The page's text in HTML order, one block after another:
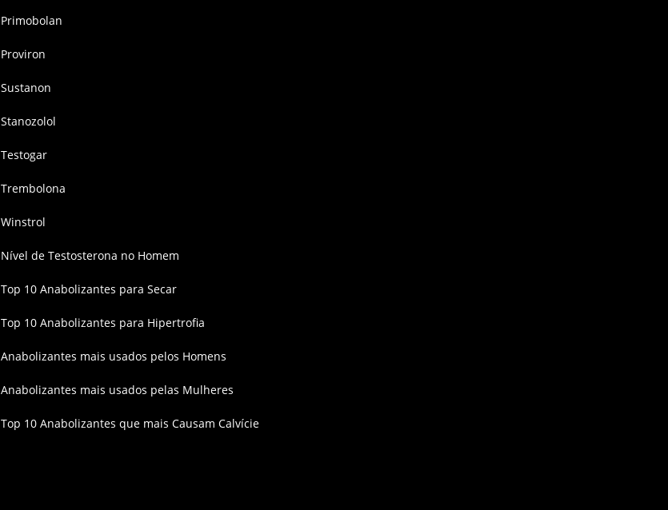
Primobolan
Proviron
Sustanon
Stanozolol
Testogar
Trembolona
Winstrol
Nível de Testosterona no Homem
Top 10 Anabolizantes para Secar
Top 10 Anabolizantes para Hipertrofia
Anabolizantes mais usados pelos Homens
Anabolizantes mais usados pelas Mulheres
Top 10 Anabolizantes que mais Causam Calvície